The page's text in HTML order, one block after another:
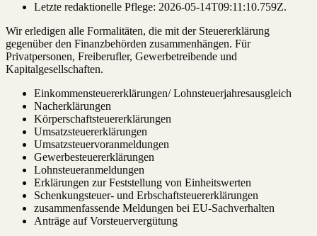
Letzte redaktionelle Pflege: 2026-05-14T09:11:10.759Z.
Wir erledigen alle Formalitäten, die mit der Steuererklärung
gegenüber den Finanzbehörden zusammenhängen. Für
Privatpersonen, Freiberufler, Gewerbetreibende und
Kapitalgesellschaften.
Einkommensteuererklärungen/ Lohnsteuerjahresausgleich
Nacherklärungen
Körperschaftsteuererklärungen
Umsatzsteuererklärungen
Umsatzsteuervoranmeldungen
Gewerbesteuererklärungen
Lohnsteueranmeldungen
Erklärungen zur Feststellung von Einheitswerten
Schenkungsteuer- und Erbschaftsteuererklärungen
zusammenfassende Meldungen bei EU-Sachverhalten
Anträge auf Vorsteuervergütung